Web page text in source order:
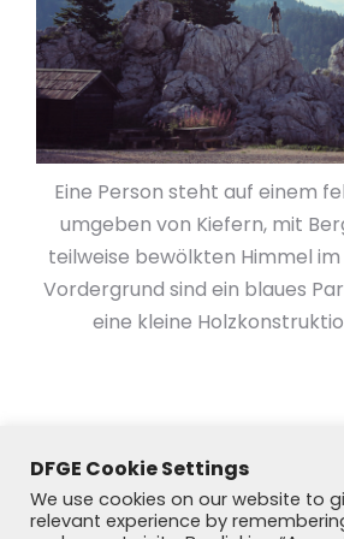
Eine Person steht auf einem
umgeben von Kiefern, mit
teilweise bewölkten Himmel
Vordergrund sind ein blaues
eine kleine
DFGE Cookie Settings
We use cookies on our website to
relevant experience by